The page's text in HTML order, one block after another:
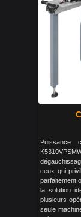
Puissance
ceux qui
parfaitement
la solution
plusieurs
seule